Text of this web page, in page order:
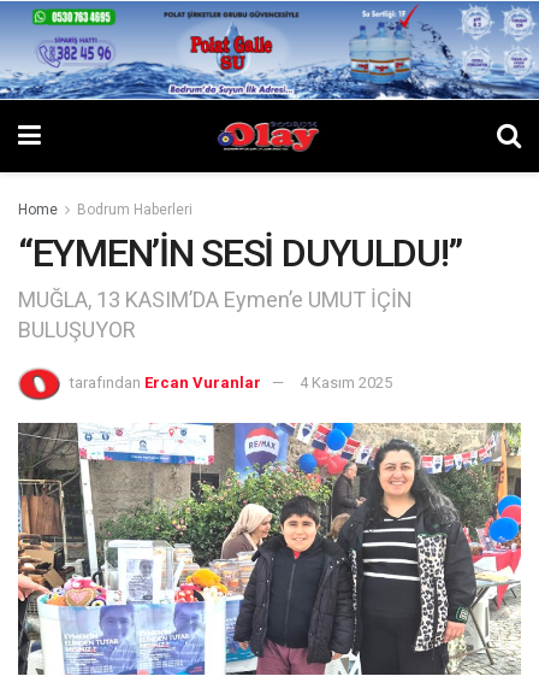
Home Bodrum Haberleri
“EYMEN’İN SESİ DUYULDU!”
MUĞLA, 13 KASIM’DA Eymen’e UMUT İÇİN
BULUŞUYOR
tarafından Ercan Vuranlar 4 Kasım 2025